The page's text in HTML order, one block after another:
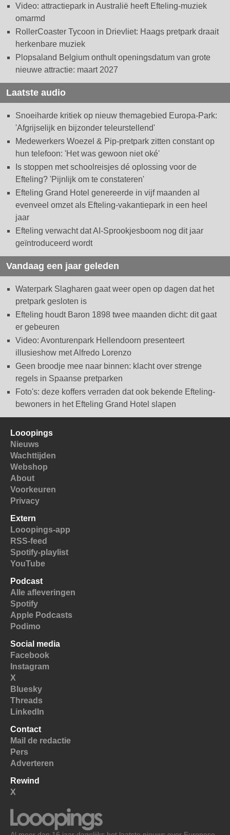
Video: attractiepark in Australië heeft Efteling-muziek
omarmd
RollerCoaster Tycoon in Drievliet: Haags pretpark draait
herkenbare muziek
Plopsaland Belgium onthult openingsdatum van grote
nieuwe attractie: maart 2027
Laatste audio
Snoeiharde kritiek op nieuw themagebied Europa-Park:
'Afgrijselijk en bijzonder teleurstellend'
Medewerkers Woezel & Pip-pretpark zitten constant op
hun telefoon: 'Het was gewoon niet oké'
Is stoppen met schoolreisjes dé oplossing voor de
Efteling? 'Pijnlijk om te constateren'
Efteling Grand Hotel genereerde in vijf maanden al
evenveel omzet als Efteling-vakantiepark in een heel
jaar
Efteling verwacht dat AI-Sprookjesboom nog dit jaar
geïntroduceerd wordt
Vandaag een jaar geleden
Waterpark Slagharen gaat weer open op dagen dat het
pretpark gesloten is
Efteling houdt Baron 1898 twee maanden dicht: dit gaat
er gebeuren
Video: Avonturenpark Hellendoorn presenteert
illusieshow met Alfredo Lorenzo
Geen broodje mee naar binnen: klacht over strenge
regels in Spaanse pretparken
Foto's: deze koffers verraden dat ook bekende Efteling-
bewoners in het Efteling Grand Hotel slapen
Looopings
Nieuws
Wachttijden
Webshop
About
Voorkeuren
Privacy
Extern
Looopings-app
RSS-feed
Spotify-playlist
YouTube
Podcast
Alle afleveringen
Spotify
Apple Podcasts
Podimo
Social media
Facebook
Instagram
X
Bluesky
Threads
LinkedIn
Contact
Mail de redactie
Pers
Adverteren
Rewind
X